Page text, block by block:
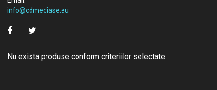
info@cdmediase.eu
Nu exista produse conform criteriilor selectate.